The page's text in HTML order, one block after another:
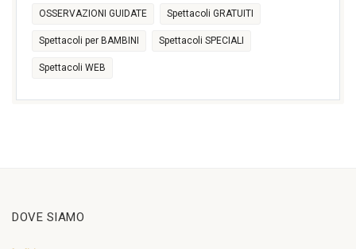
OSSERVAZIONI GUIDATE Spettacoli GRATUITI
Spettacoli per BAMBINI Spettacoli SPECIALI
Spettacoli WEB
DOVE SIAMO